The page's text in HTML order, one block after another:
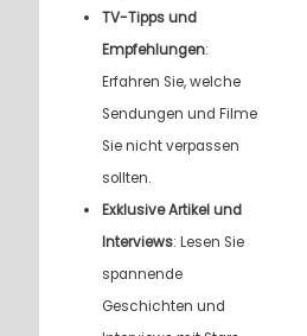
TV-Tipps und
Empfehlungen:
Erfahren Sie, welche
Sendungen und Filme
Sie nicht verpassen
sollten.
Exklusive Artikel und
Interviews: Lesen Sie
spannende
Geschichten und